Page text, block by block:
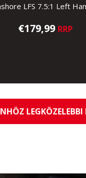
LFS 7.5:1 Left
€179,99 RRP
LEGKÖZELEBBI